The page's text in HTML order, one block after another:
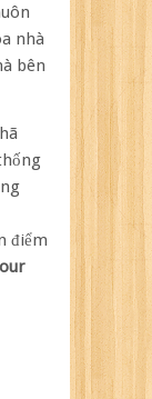
nhà
bên
điểm